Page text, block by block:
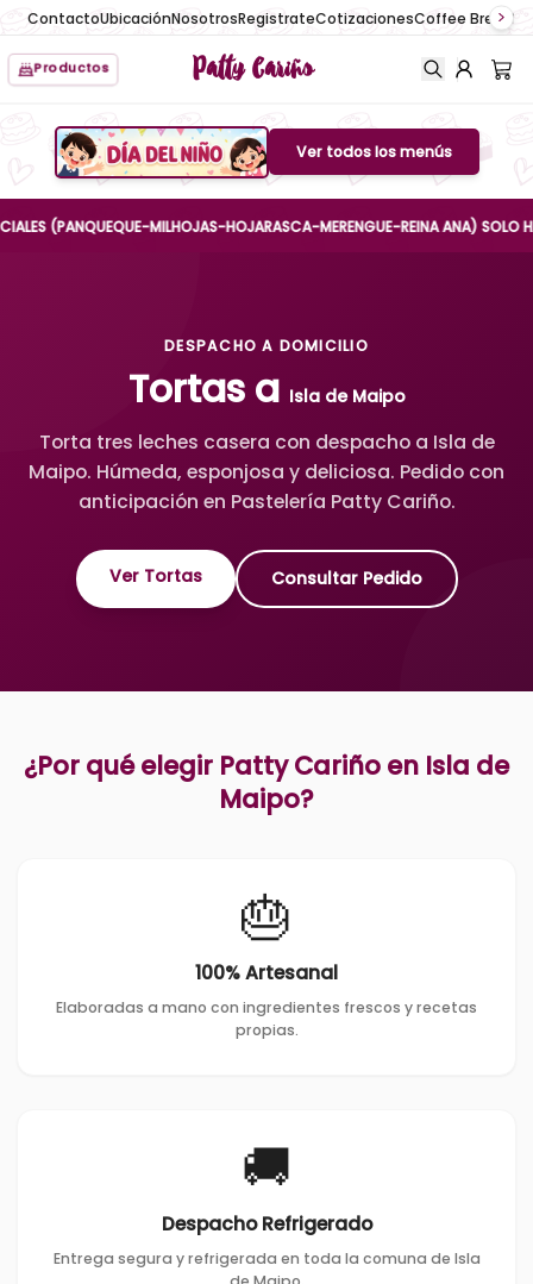
ContactoUbicaciónNosotrosRegistrateCotizacionesCoffee Break
Productos Patty Cariño
Boton de menu
Ver todos los menús
(PANQUEQUE-MILHOJAS-HOJARASCA-MERENGUE-REINA ANA) SOLO HASTA
DESPACHO A DOMICILIO
Tortas a Isla de Maipo
Torta tres leches casera con despacho a Isla de
Maipo. Húmeda, esponjosa y deliciosa. Pedido con
anticipación en Pastelería Patty Cariño.
Ver Tortas Consultar Pedido
¿Por qué elegir Patty Cariño en Isla de
Maipo?
🎂
100% Artesanal
Elaboradas a mano con ingredientes frescos y recetas
propias.
🚚
Despacho Refrigerado
Entrega segura y refrigerada en toda la comuna de Isla